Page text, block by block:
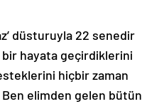
düsturuyla 22 senedir
bir hayata geçirdiklerini
hiçbir zaman
elimden gelen bütün